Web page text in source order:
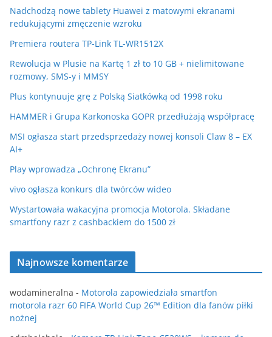
Nadchodzą nowe tablety Huawei z matowymi ekranami
redukującymi zmęczenie wzroku
Premiera routera TP-Link TL-WR1512X
Rewolucja w Plusie na Kartę 1 zł to 10 GB + nielimitowane
rozmowy, SMS-y i MMSY
Plus kontynuuje grę z Polską Siatkówką od 1998 roku
HAMMER i Grupa Karkonoska GOPR przedłużają współpracę
MSI ogłasza start przedsprzedaży nowej konsoli Claw 8 – EX
AI+
Play wprowadza „Ochronę Ekranu”
vivo ogłasza konkurs dla twórców wideo
Wystartowała wakacyjna promocja Motorola. Składane
smartfony razr z cashbackiem do 1500 zł
Najnowsze komentarze
wodamineralna - Motorola zapowiedziała smartfon
motorola razr 60 FIFA World Cup 26™ Edition dla fanów piłki
nożnej